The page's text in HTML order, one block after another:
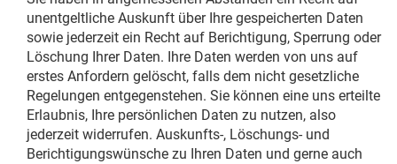
unentgeltliche Auskunft über Ihre gespeicherten Daten
sowie jederzeit ein Recht auf Berichtigung, Sperrung oder
Löschung Ihrer Daten. Ihre Daten werden von uns auf
erstes Anfordern gelöscht, falls dem nicht gesetzliche
Regelungen entgegenstehen. Sie können eine uns erteilte
Erlaubnis, Ihre persönlichen Daten zu nutzen, also
jederzeit widerrufen. Auskunfts-, Löschungs- und
Berichtigungswünsche zu Ihren Daten und gerne auch